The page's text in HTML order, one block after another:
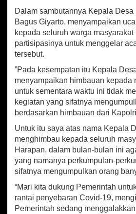
n
d
o
g
e
a
w
a
r
n
P
e
r
i
g
a
t
p
p
o
k
Dalam sambutannya Kepala Desa
Bagus Giyarto, menyampaikan
kepada seluruh warga
partisipasinya untuk menggelar
tersebut.
”Pada kesempatan itu Kepala
menyampaikan himbauan kepada
untuk sementara waktu ini tidak
kegiatan yang sifatnya
berdasarkan himbauan dari
Untuk itu saya atas nama Kepala
menghimbau kepada seluruh
Harapan, dalam bulan-bulan ini
yang namanya perkumpulan-
sifatnya mengumpulkan orang
“Mari kita dukung Pemerintah
rantai penyebaran Covid-19,
Pemerintah sedang